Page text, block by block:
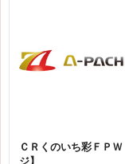
ＣＲくのいち彩ＦＰ
ジ】